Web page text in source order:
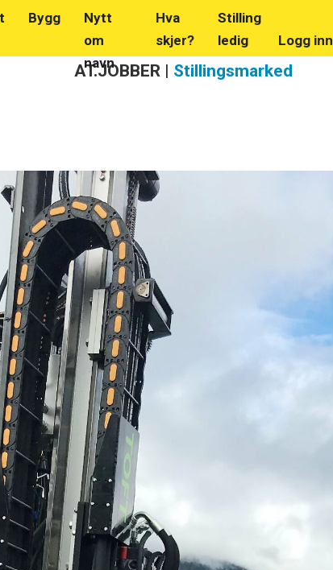
Bygg
Nytt
om
navn
Hva
skjer?
Stilling
ledig
Logg inn
AT.JOBBER | Stillingsmarked